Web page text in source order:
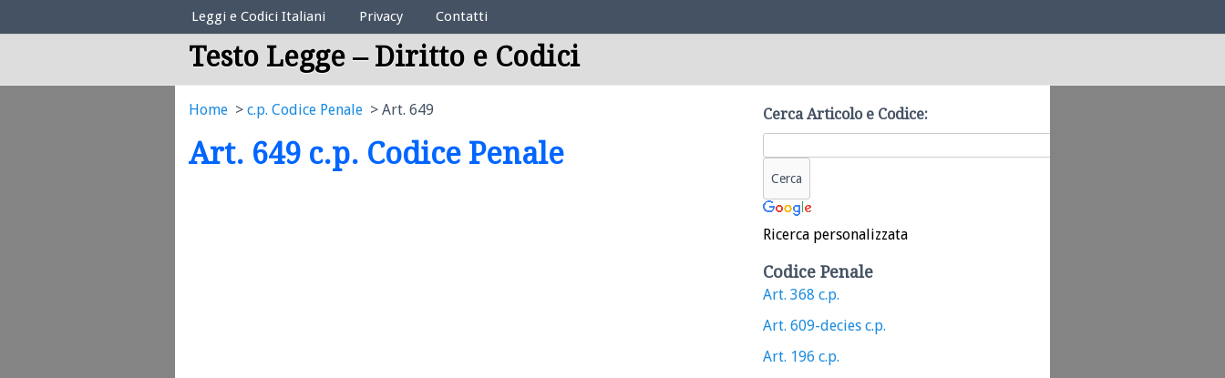
Elenco Codici Legali
Leggi e Codici Italiani Privacy Contatti
Testo Legge – Diritto e Codici
Home c.p. Codice Penale Art. 649
Art. 649 c.p. Codice Penale
Cerca Articolo e Codice:
Ricerca personalizzata
Codice Penale
Art. 368 c.p.
Art. 609-decies c.p.
Art. 196 c.p.